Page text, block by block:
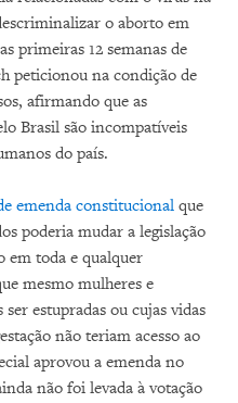
o aborto em
primeiras 12 semanas de
peticionou na condição de
afirmando que as
Brasil são incompatíveis
do país.
emenda constitucional que
poderia mudar a legislação
em toda e qualquer
mesmo mulheres e
estupradas ou cujas vidas
não teriam acesso ao
aprovou a emenda no
não foi levada à votação